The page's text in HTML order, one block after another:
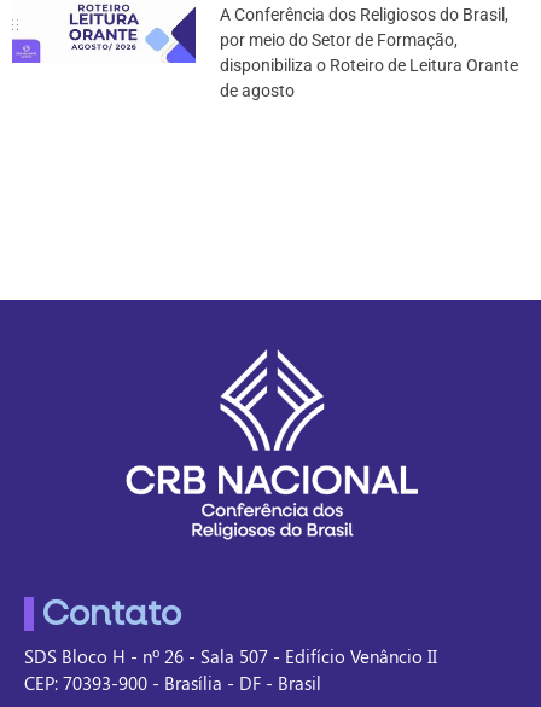
A Conferência dos Religiosos do Brasil,
por meio do Setor de Formação,
disponibiliza o Roteiro de Leitura Orante
de agosto
Contato
SDS Bloco H - nº 26 - Sala 507 - Edifício Venâncio II
CEP: 70393-900 - Brasília - DF - Brasil